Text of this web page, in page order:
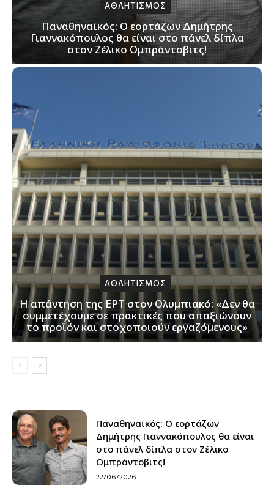
ΑΘΛΗΤΙΣΜΟΣ
Παναθηναϊκός: Ο εορτάζων Δημήτρης
Γιαννακόπουλος θα είναι στο πάνελ δίπλα
στον Ζέλικο Ομπράντοβιτς!
ΑΘΛΗΤΙΣΜΟΣ
Η απάντηση της ΕΡΤ στον Ολυμπιακό: «Δεν θα
συμμετέχουμε σε πρακτικές που απαξιώνουν
το προϊόν και στοχοποιούν εργαζόμενους»
Παναθηναϊκός: Ο εορτάζων
Δημήτρης Γιαννακόπουλος θα είναι
στο πάνελ δίπλα στον Ζέλικο
Ομπράντοβιτς!
22/06/2026